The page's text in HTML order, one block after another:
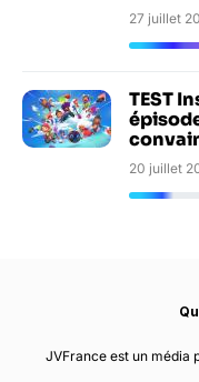
27 juillet
TEST
20 juillet
JVFrance est un média